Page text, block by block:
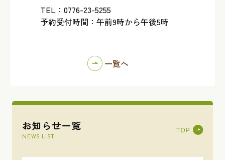
お知らせ一覧
NEWS LIST
TEL：0776-23-5255
予約受付時間：午前9時から午後5時
一覧へ